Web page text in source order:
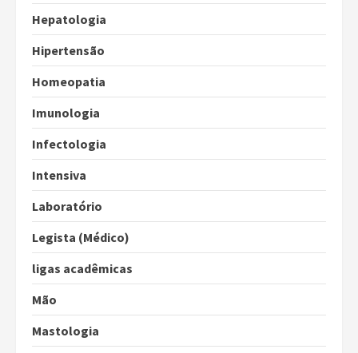
Hepatologia
Hipertensão
Homeopatia
Imunologia
Infectologia
Intensiva
Laboratório
Legista (Médico)
ligas acadêmicas
Mão
Mastologia